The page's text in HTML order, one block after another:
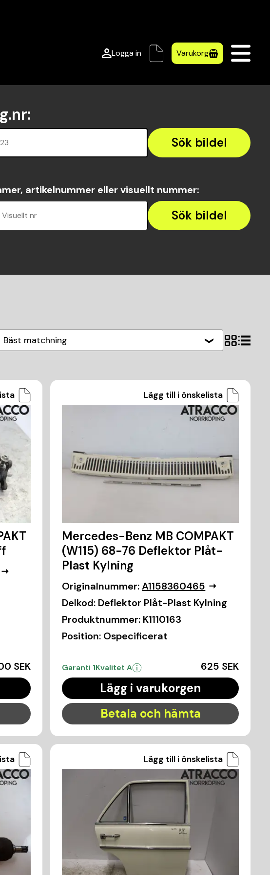
Logga in Varukorg
:
Sök bildel
artikelnummer eller visuellt nummer:
nr Sök bildel
Bäst matchning
SEK
Lägg till i önskelista
Mercedes-Benz MB COMPAKT
(W115) 68-76 Deflektor Plåt-
Plast Kylning
Originalnummer: A1158360465
Delkod: Deflektor Plåt-Plast Kylning
Produktnummer: K1110163
Position: Ospecificerat
Garanti 1Kvalitet A 625 SEK
Lägg i varukorgen
Betala och hämta
Lägg till i önskelista